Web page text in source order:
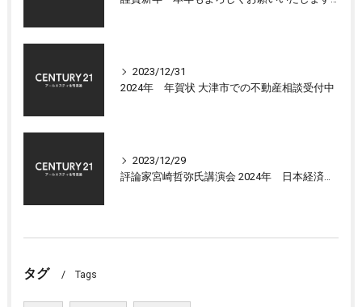
2023/12/31
2024年 年賀状 大津市での不動産相談受付中
2023/12/29
タグ Tags